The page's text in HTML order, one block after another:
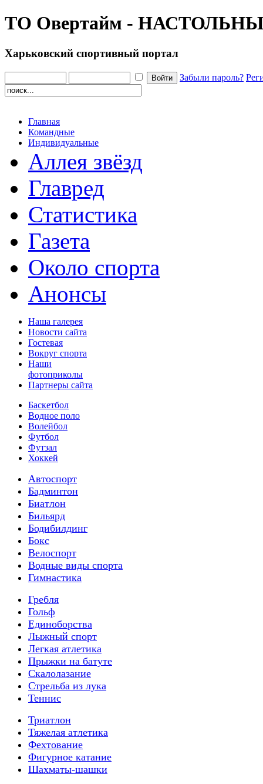
ТО Овертайм -
Харьковский спортивный портал
Забыли пароль?
Главная
Командные
Индивидуальные
Аллея звёзд
Главред
Статистика
Газета
Около спорта
Анонсы
Наша галерея
Новости сайта
Гостевая
Вокруг спорта
Наши
фотоприколы
Партнеры сайта
Баскетбол
Водное поло
Волейбол
Футбол
Футзал
Хоккей
Автоспорт
Бадминтон
Биатлон
Бильярд
Бодибилдинг
Бокс
Велоспорт
Водные виды спорта
Гимнастика
Гребля
Гольф
Единоборства
Лыжный спорт
Легкая атлетика
Прыжки на батуте
Скалолазание
Стрельба из лука
Теннис
Триатлон
Тяжелая атлетика
Фехтование
Фигурное катание
Шахматы-шашки